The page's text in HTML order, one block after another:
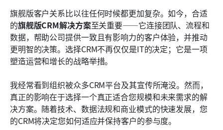
旗舰版客户关系比以往任何时候都更加复杂。如今，合适
的旗舰版CRM解决方案至关重要——它连接团队、流程和
数据，帮助公司提供一致且有影响力的客户体验，并推动
更明智的决策。选择CRM不再仅仅是IT的决定；它是一项
塑造运营和增长的战略举措。
我经常看到组织被众多CRM平台及其宣传所淹没。然而，
真正的影响在于选择一个真正适合您规模和未来需求的解
决方案。随着技术、数据法规和商业模式的快速发展，您
的CRM将决定您如何适应并保持客户的参与度。
旗舰（服务）CRM软件解决方案的8个最佳选择
超越炒作：人工智能和自动化如何实际改善旗舰（服
务）客户关系管理工作流程
方案
旗舰（服务）CRM解决方案的未来
结论